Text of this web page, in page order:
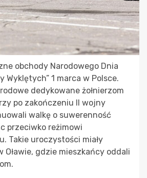
obchody Narodowego Dnia
Wyklętych” 1 marca w Polsce.
dedykowane żołnierzom
po zakończeniu II wojny
walkę o suwerenność
przeciwko reżimowi
Takie uroczystości miały
Oławie, gdzie mieszkańcy oddali